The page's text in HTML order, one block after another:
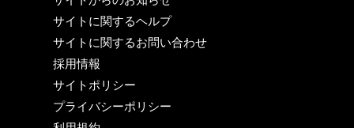
サイトに関するヘルプ
サイトに関するお問い合わせ
採用情報
サイトポリシー
プライバシーポリシー